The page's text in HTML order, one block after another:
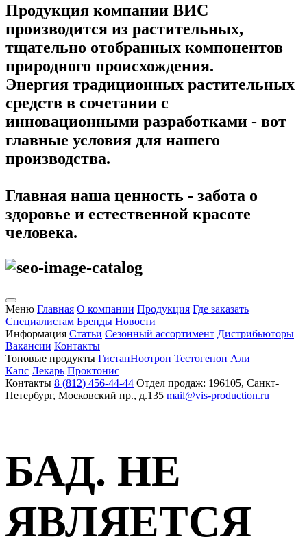
Продукция компании ВИС
производится из растительных,
тщательно отобранных компонентов
природного происхождения.
Энергия традиционных растительных
средств в сочетании с
инновационными разработками - вот
главные условия для нашего
производства.
Главная наша ценность - забота о
здоровье и естественной красоте
человека.
Меню Главная О компании Продукция Где заказать
Специалистам Бренды Новости
Информация Статьи Сезонный ассортимент Дистрибьюторы
Вакансии Контакты
Топовые продукты ГистанНоотроп Тестогенон Али
Капс Лекарь Проктонис
Контакты 8 (812) 456-44-44 Отдел продаж: 196105, Санкт-
Петербург, Московский пр., д.135 mail@vis-production.ru
БАД. НЕ
ЯВЛЯЕТСЯ